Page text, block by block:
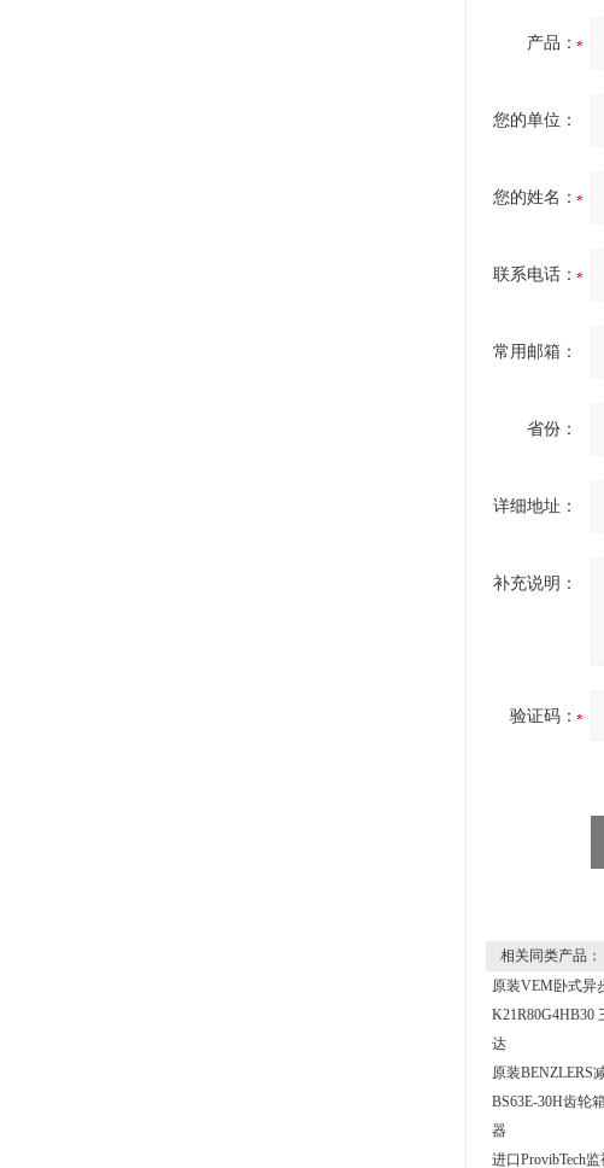
产品：
您的单位：
您的姓名：
联系电话：
常用邮箱：
省份：
详细地址：
补充说明：
验证码：
相关同类产品：
原装VEM卧式异
K21R80G4HB30
达
原装BENZLERS
BS63E-30H齿轮
器
进口ProvibTech